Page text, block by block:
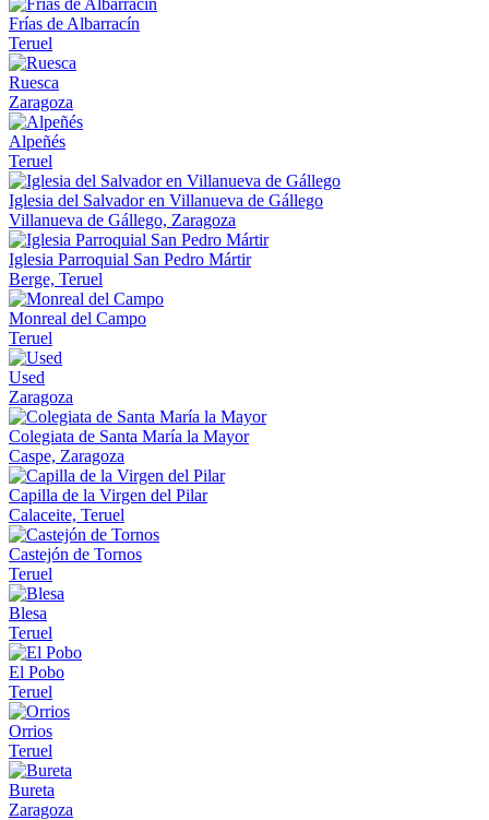
Frías de Albarracín
Teruel
Ruesca
Zaragoza
Alpeñés
Teruel
Iglesia del Salvador en Villanueva de Gállego
Villanueva de Gállego, Zaragoza
Iglesia Parroquial San Pedro Mártir
Berge, Teruel
Monreal del Campo
Teruel
Used
Zaragoza
Colegiata de Santa María la Mayor
Caspe, Zaragoza
Capilla de la Virgen del Pilar
Calaceite, Teruel
Castejón de Tornos
Teruel
Blesa
Teruel
El Pobo
Teruel
Orrios
Teruel
Bureta
Zaragoza